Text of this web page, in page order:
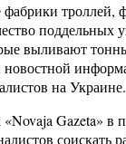
троллей,
поддельных
выливают
на Украине.
Gazeta» в
соискать